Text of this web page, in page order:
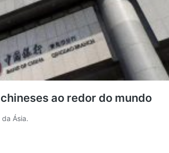
ao redor do mundo
Ásia.